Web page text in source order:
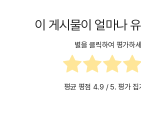
이 게시물이 얼마나
별을 클릭하여 평가하
평균 평점 4.9 / 5. 평가 집